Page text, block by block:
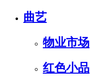
曲艺
物业市场
红色小品